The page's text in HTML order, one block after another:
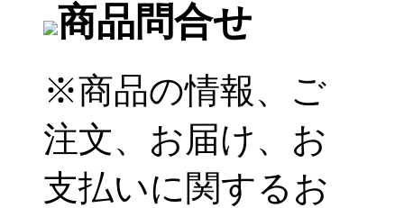
商品問合せ
※商品の情報、ご
注文、お届け、お
支払いに関するお